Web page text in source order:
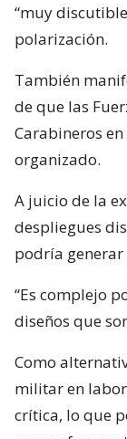
“muy
polarización.
También
de que las
Carabineros
organizado.
A juicio de la
despliegues
podría
“Es complejo
diseños que
Como
militar en
crítica, lo que